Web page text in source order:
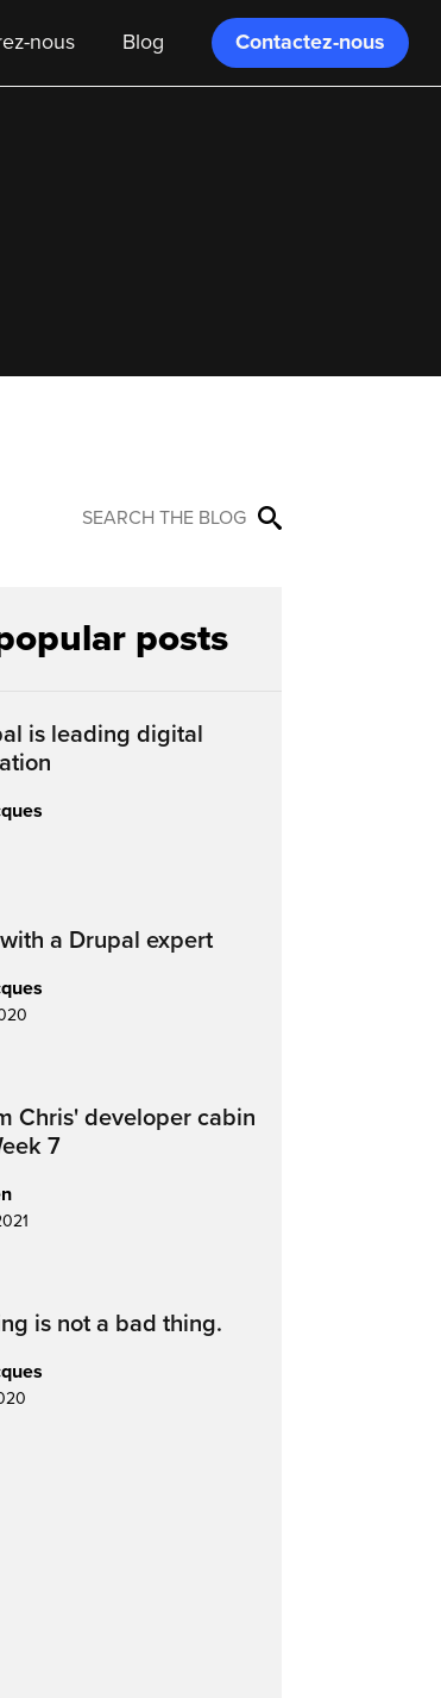
nous Blog Contactez-nous
posts
is leading digital
a Drupal expert
Chris' developer cabin
7
is not a bad thing.